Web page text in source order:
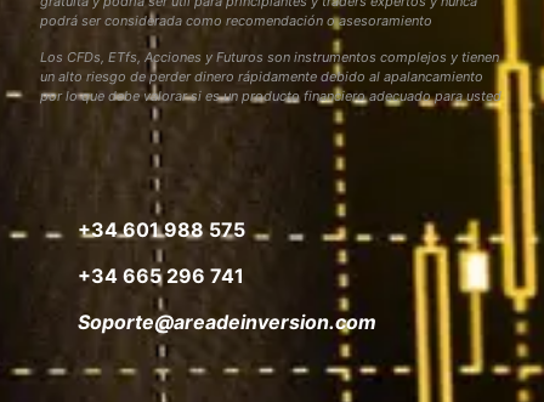
podrá ser considerada como recomendación o asesoramiento
Los CFDs, ETfs, Acciones y Futuros son instrumentos complejos y tienen
un alto riesgo de perder dinero rápidamente debido al apalancamiento
por lo que debe valorar si es un producto financiero adecuado para usted
+34 601 988 575
+34 665 296 741
Soporte@areadeinversion.com